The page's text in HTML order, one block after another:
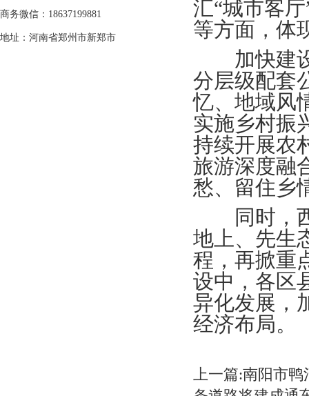
商务微信：18637199881
地址：河南省郑州市新郑市
汇“城市客
等方面，体
加快建设
分层级配套
忆、地域风
实施乡村振
持续开展农
旅游深度融
愁、留住乡
同时，西
地上、先生
程，再掀重
设中，各区
异化发展，
经济布局。
上一篇:南阳市鸭